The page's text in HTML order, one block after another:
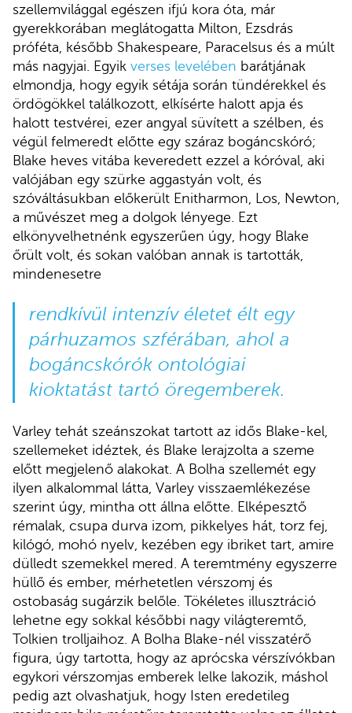
szellemvilággal egészen ifjú kora óta, már
gyerekkorában meglátogatta Milton, Ezsdrás
próféta, később Shakespeare, Paracelsus és a múlt
más nagyjai. Egyik verses levelében barátjának
elmondja, hogy egyik sétája során tündérekkel és
ördögökkel találkozott, elkísérte halott apja és
halott testvérei, ezer angyal süvített a szélben, és
végül felmeredt előtte egy száraz bogáncskóró;
Blake heves vitába keveredett ezzel a kóróval, aki
valójában egy szürke aggastyán volt, és
szóváltásukban előkerült Enitharmon, Los, Newton,
a művészet meg a dolgok lényege. Ezt
elkönyvelhetnénk egyszerűen úgy, hogy Blake
őrült volt, és sokan valóban annak is tartották,
mindenesetre
rendkívül intenzív életet élt egy
párhuzamos szférában, ahol a
bogáncskórók ontológiai
kioktatást tartó öregemberek.
Varley tehát szeánszokat tartott az idős Blake-kel,
szellemeket idéztek, és Blake lerajzolta a szeme
előtt megjelenő alakokat. A Bolha szellemét egy
ilyen alkalommal látta, Varley visszaemlékezése
szerint úgy, mintha ott állna előtte. Elképesztő
rémalak, csupa durva izom, pikkelyes hát, torz fej,
kilógó, mohó nyelv, kezében egy ibriket tart, amire
dülledt szemekkel mered. A teremtmény egyszerre
hüllő és ember, mérhetetlen vérszomj és
ostobaság sugárzik belőle. Tökéletes illusztráció
lehetne egy sokkal későbbi nagy világteremtő,
Tolkien trolljaihoz. A Bolha Blake-nél visszatérő
figura, úgy tartotta, hogy az aprócska vérszívókban
egykori vérszomjas emberek lelke lakozik, máshol
pedig azt olvashatjuk, hogy Isten eredetileg